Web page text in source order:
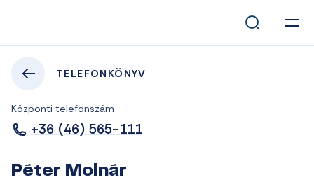
TELEFONKÖNYV
Központi telefonszám
+36 (46) 565-111
Péter Molnár